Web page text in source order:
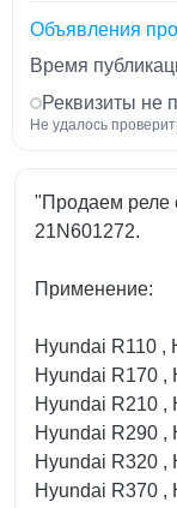
Объявления
Время
Реквизиты не
Не удалось
"Продаем реле
21N601272.
Применение:
Hyundai R110 ,
Hyundai R170 ,
Hyundai R210 ,
Hyundai R290 ,
Hyundai R320 ,
Hyundai R370 ,